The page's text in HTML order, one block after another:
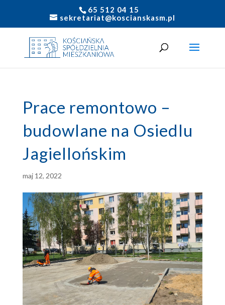
65 512 04 15
sekretariat@koscianskasm.pl
Prace remontowo –
budowlane na Osiedlu
Jagiellońskim
maj 12, 2022